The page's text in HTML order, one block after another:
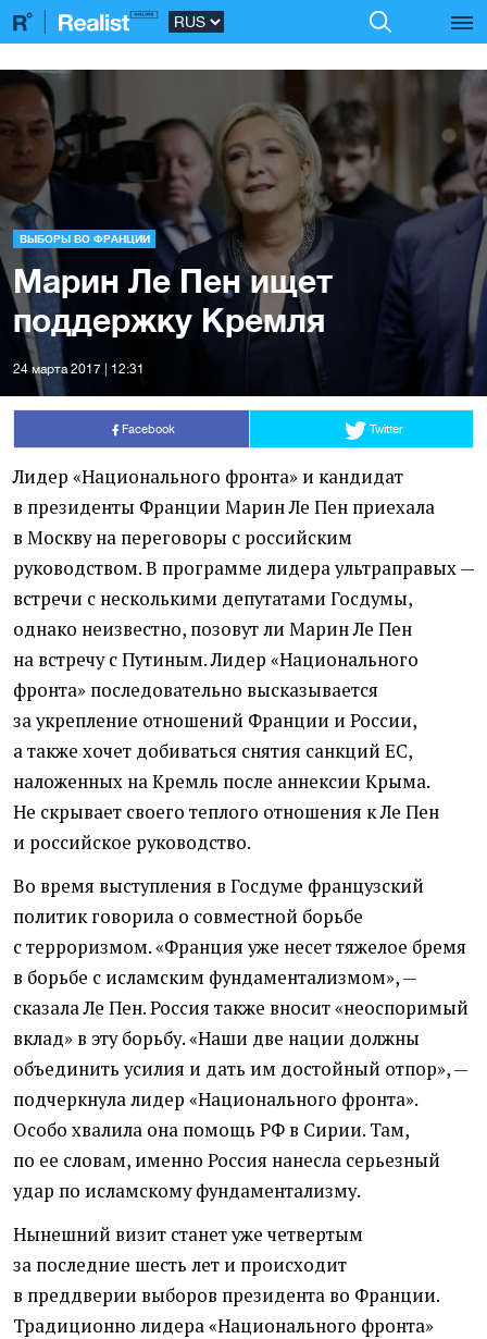
ВЫБОРЫ ВО ФРАНЦИИ
Марин Ле Пен ищет
поддержку Кремля
24 марта 2017 | 12:31
Facebook Twitter
Лидер «Национального фронта» и кандидат
в президенты Франции Марин Ле Пен приехала
в Москву на переговоры с российским
руководством. В программе лидера ультраправых —
встречи с несколькими депутатами Госдумы,
однако неизвестно, позовут ли Марин Ле Пен
на встречу с Путиным. Лидер «Национального
фронта» последовательно высказывается
за укрепление отношений Франции и России,
а также хочет добиваться снятия санкций ЕС,
наложенных на Кремль после аннексии Крыма.
Не скрывает своего теплого отношения к Ле Пен
и российское руководство.
Во время выступления в Госдуме французский
политик говорила о совместной борьбе
с терроризмом. «Франция уже несет тяжелое бремя
в борьбе с исламским фундаментализмом», —
сказала Ле Пен. Россия также вносит«неоспоримый
вклад» в эту борьбу. «Наши две нации должны
объединить усилия и дать им достойный отпор», —
подчеркнула лидер «Национального фронта».
Особо хвалила она помощь РФ в Сирии. Там,
по ее словам, именно Россия нанесла серьезный
удар по исламскому фундаментализму.
Нынешний визит станет уже четвертым
за последние шесть лет и происходит
в преддверии выборов президента во Франции.
Традиционно лидера«Национального фронта»